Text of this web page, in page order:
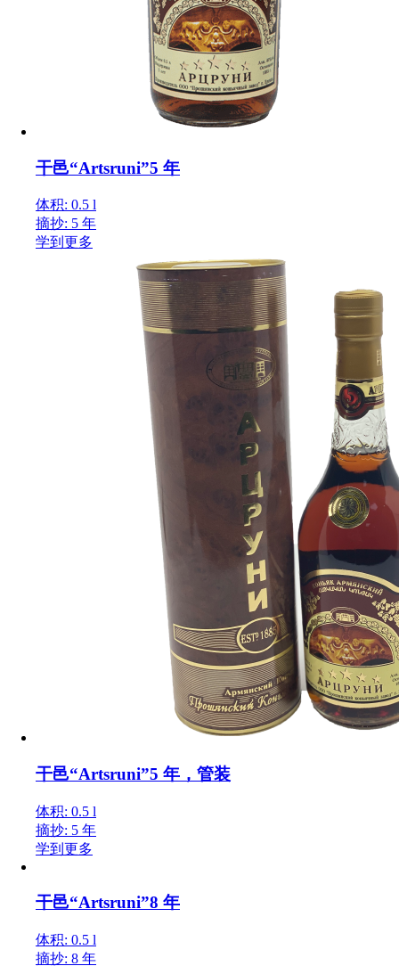
干邑“Artsruni”5 年
体积: 0.5 l
摘抄: 5 年
学到更多
干邑“Artsruni”5 年，管装
体积: 0.5 l
摘抄: 5 年
学到更多
干邑“Artsruni”8 年
体积: 0.5 l
摘抄: 8 年